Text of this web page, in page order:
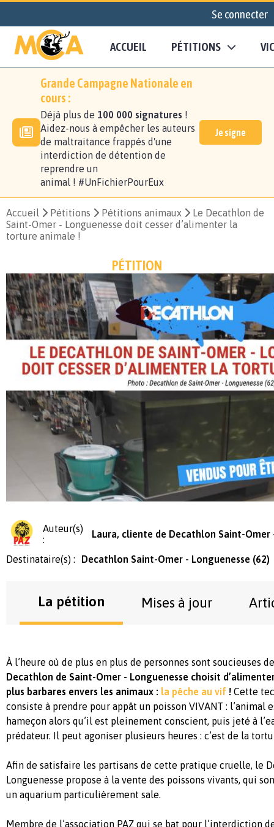
Se connecter
ACCUEIL PÉTITIONS
Grande Campagne Nationale en
cours :
Déjà plus de 100 000 signatures !
Aidez-nous à empêcher les auteurs
de maltraitance frappés d'une
interdiction de détention de
reprendre un
animal ! #UnFichierPourEux
Je signe
Accueil Pétitions Pétitions animaux
Le Decathlon de
Saint-Omer - Longuenesse doit cesser d’alimenter la
torture animale !
PÉTITION
Auteur(s)
:
Laura, cliente de Decathlon Saint-Omer
Destinataire(s) : Decathlon Saint-Omer - Longuenesse (62)
La pétition Mises à jour
À l’heure où de plus en plus de personnes sont soucieuses
Decathlon de Saint-Omer - Longuenesse choisit
plus barbares envers les animaux : la pêche au vif ! Cette
consiste à prendre pour appât un poisson VIVANT : l’animal
hameçon alors qu’il est pleinement conscient, puis jeté à
prédateur. Il peut agoniser plusieurs heures : c’est de la
Afin de satisfaire les partisans de cette pratique cruelle, le
Longuenesse propose à la vente des poissons vivants, qui
un aquarium particulièrement sale.
Membre de l’association PAZ qui se bat pour l’interdiction